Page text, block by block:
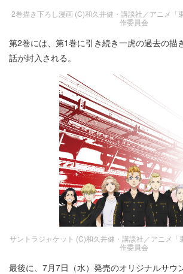
2巻描き下ろし漫画 (C)和久井健・講談社／アニメ「
作委員会
第2巻には、第1巻に引き続き一虎の過去の描
話が封入される。
サントラジャケット (C)和久井健・講談社／アニメ「
作委員会
最後に、7月7日（水）発売のオリジナルサウ